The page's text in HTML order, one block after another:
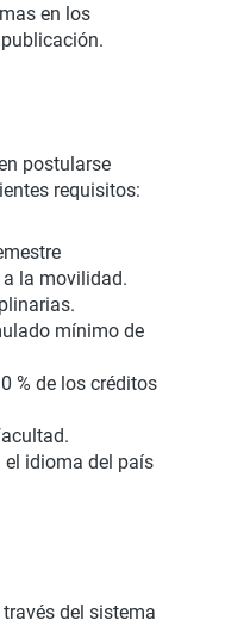
en los
postularse
requisitos:
la movilidad.
mínimo de
% de los créditos
el idioma del país
del sistema